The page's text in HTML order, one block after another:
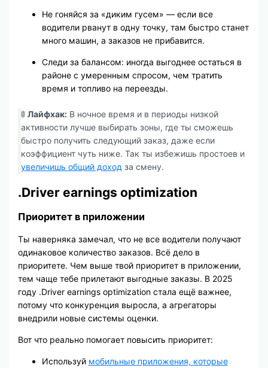
Не гоняйся за «диким гусем» — если все
водители рванут в одну точку, там быстро станет
много машин, а заказов не прибавится.
Следи за балансом: иногда выгоднее остаться в
районе с умеренным спросом, чем тратить
время и топливо на переезды.
🚦 Лайфхак:В ночное время и в периоды низкой
активности лучше выбирать зоны, где ты сможешь
быстро получить следующий заказ, даже если
коэффициент чуть ниже. Так ты избежишь простоев и
увеличишь общий доход за смену.
.Driver earnings optimization
Приоритет в приложении
Ты наверняка замечал, что не все водители получают
одинаковое количество заказов. Всё дело в
приоритете. Чем выше твой приоритет в приложении,
тем чаще тебе прилетают выгодные заказы. В 2025
году .Driver earnings optimization стала ещё важнее,
потому что конкуренция выросла, а агрегаторы
внедрили новые системы оценки.
Вот что реально помогает повысить приоритет:
Используй мобильные приложения, которые